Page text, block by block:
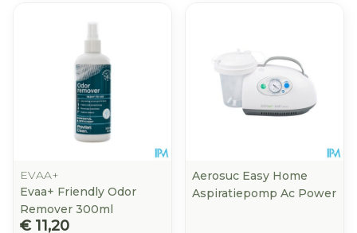
EVAA+
Evaa+ Friendly Odor
Remover 300ml
€ 11,20
Aerosuc Easy Home
Aspiratiepomp Ac Power